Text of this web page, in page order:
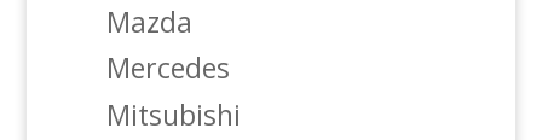
Mazda
Mercedes
Mitsubishi